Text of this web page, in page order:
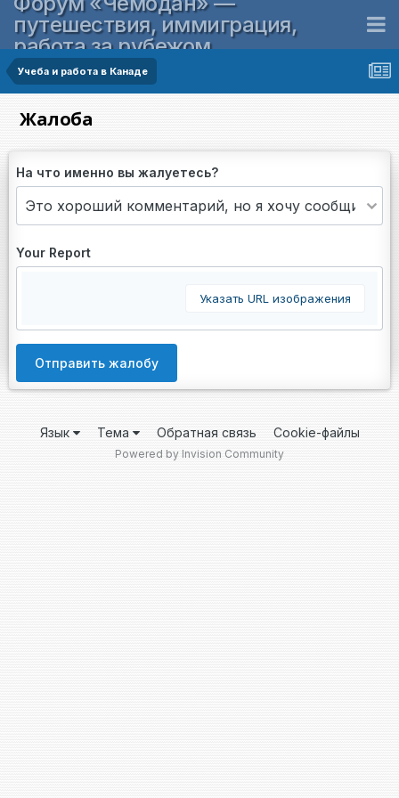
путешествия, иммиграция,
работа за рубежом
Учеба и работа в Канаде
Жалоба
На что именно вы жалуетесь?
Your Report
Указать URL изображения
Отправить жалобу
Язык Тема Обратная связь Cookie-файлы
Powered by Invision Community